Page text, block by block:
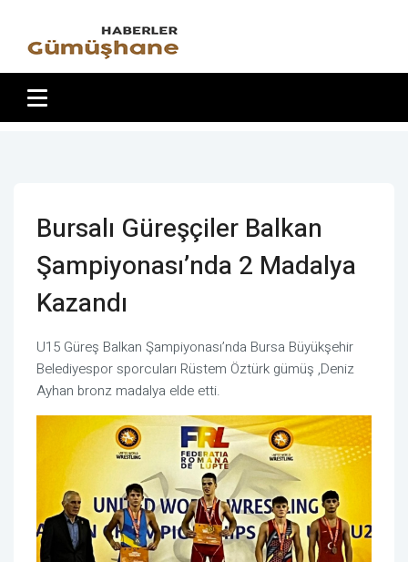
Bursalı Güreşçiler Balkan
Şampiyonası’nda 2 Madalya
Kazandı
U15 Güreş Balkan Şampiyonası’nda Bursa Büyükşehir
Belediyespor sporcuları Rüstem Öztürk gümüş ,Deniz
Ayhan bronz madalya elde etti.